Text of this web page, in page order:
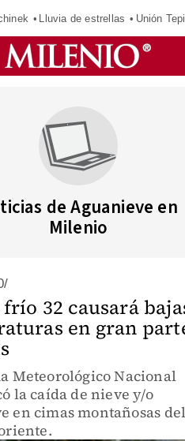
Lluvia de estrellas Unión
de Aguanieve en
Milenio
32 causará
en gran
Meteorológico Nacional
la caída de nieve y/o
en cimas montañosas del